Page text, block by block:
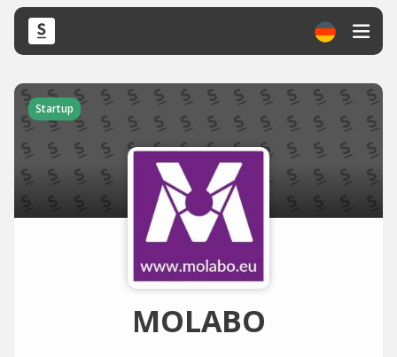
Startup
MOLABO